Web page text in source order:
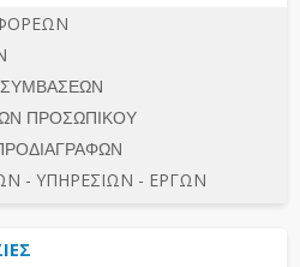
ΣΥΜΜΕΤΟΧΗΣ
Α.Ε.Π.Π. - Ε.Α.ΔΗ.ΣΥ.
ΣΥΜΜΕΤΟΧΗΣ
ΣΥΜΜΕΤΟΧΗΣ
ΠΡΟΣΩΠΙΚΟΥ
- ΥΠΗΡΕΣΙΩΝ - ΕΡΓΩΝ